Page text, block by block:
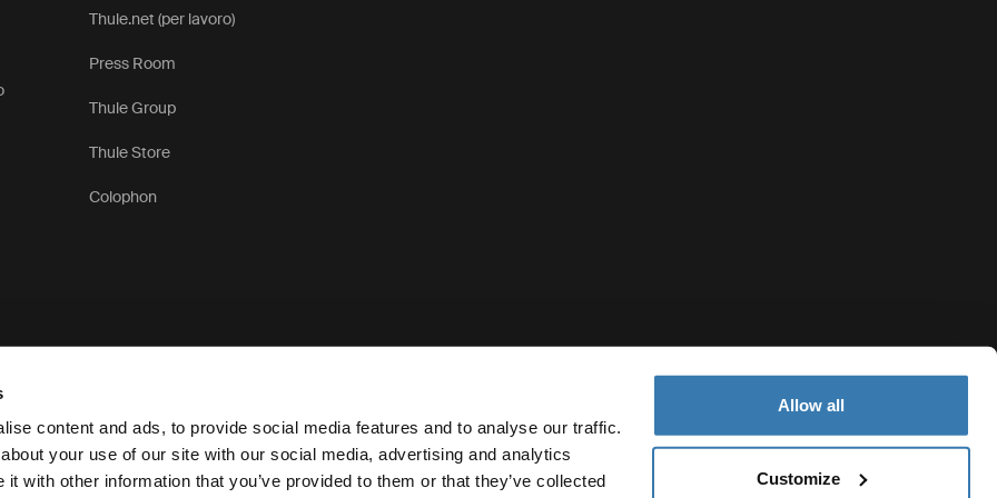
content and ads, to provide social media features and to analyse our traffic.
your use of our site with our social media, advertising and analytics
with other information that you’ve provided to them or that they’ve collected
Allow all
Customize
Thule.net (per lavoro)
Press Room
Thule Group
Thule Store
Colophon
Informativa sulla privacy Politica dei cookie Impostazioni cookie